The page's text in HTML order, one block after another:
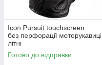
Icon Pursuit touchscreen
без перфорації моторукавиці
літні
Готово до відправки